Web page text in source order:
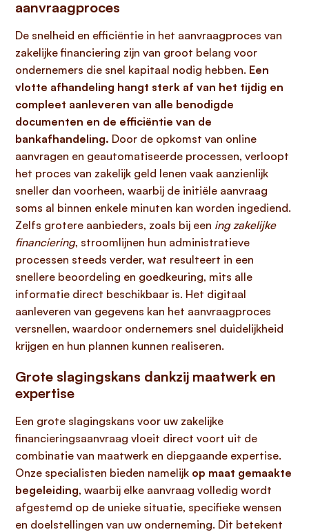
aanvraagproces
De snelheid en efficiëntie in het aanvraagproces van
zakelijke financiering zijn van groot belang voor
ondernemers die snel kapitaal nodig hebben. Een
vlotte afhandeling hangt sterk af van het tijdig en
compleet aanleveren van alle benodigde
documenten en de efficiëntie van de
bankafhandeling. Door de opkomst van online
aanvragen en geautomatiseerde processen, verloopt
het proces van zakelijk geld lenen vaak aanzienlijk
sneller dan voorheen, waarbij de initiële aanvraag
soms al binnen enkele minuten kan worden ingediend.
Zelfs grotere aanbieders, zoals bij een ing zakelijke
financiering, stroomlijnen hun administratieve
processen steeds verder, wat resulteert in een
snellere beoordeling en goedkeuring, mits alle
informatie direct beschikbaar is. Het digitaal
aanleveren van gegevens kan het aanvraagproces
versnellen, waardoor ondernemers snel duidelijkheid
krijgen en hun plannen kunnen realiseren.
Grote slagingskans dankzij maatwerk en
expertise
Een grote slagingskans voor uw zakelijke
financieringsaanvraag vloeit direct voort uit de
combinatie van maatwerk en diepgaande expertise.
Onze specialisten bieden namelijk op maat gemaakte
begeleiding, waarbij elke aanvraag volledig wordt
afgestemd op de unieke situatie, specifieke wensen
en doelstellingen van uw onderneming. Dit betekent